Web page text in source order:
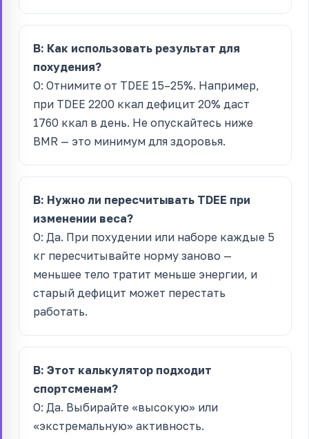
В: Как использовать результат для
похудения?
О: Отнимите от TDEE 15–25%. Например,
при TDEE 2200 ккал дефицит 20% даст
1760 ккал в день. Не опускайтесь ниже
BMR — это минимум для здоровья.
В: Нужно ли пересчитывать TDEE при
изменении веса?
О: Да. При похудении или наборе каждые 5
кг пересчитывайте норму заново —
меньшее тело тратит меньше энергии, и
старый дефицит может перестать
работать.
В: Этот калькулятор подходит
спортсменам?
О: Да. Выбирайте «высокую» или
«экстремальную» активность.